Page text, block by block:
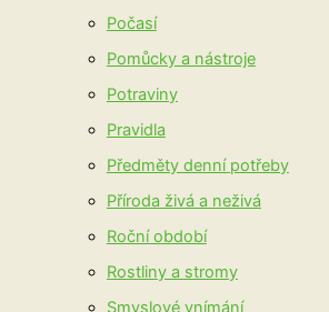
Počasí
Pomůcky a nástroje
Potraviny
Pravidla
Předměty denní potřeby
Příroda živá a neživá
Roční období
Rostliny a stromy
Smyslové vnímání